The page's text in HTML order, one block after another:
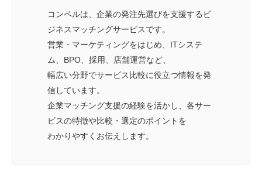
コンペルは、企業の発注先選びを支援するビ
ジネスマッチングサービスです。
営業・マーケティングをはじめ、ITシステ
ム、BPO、採用、店舗運営など、
幅広い分野でサービス比較に役立つ情報を発
信しています。
企業マッチング支援の経験を活かし、各サー
ビスの特徴や比較・選定のポイントを
わかりやすくお伝えします。